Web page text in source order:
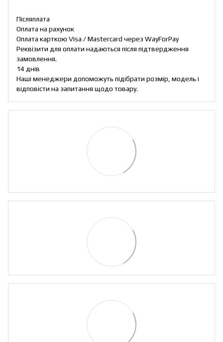
Післяплата
Оплата на рахунок
Оплата карткою Visa / Mastercard через WayForPay
Реквізити для оплати надаються після підтвердження
замовлення.
14 днів
Наші менеджери допоможуть підібрати розмір, модель і
відповісти на запитання щодо товару.